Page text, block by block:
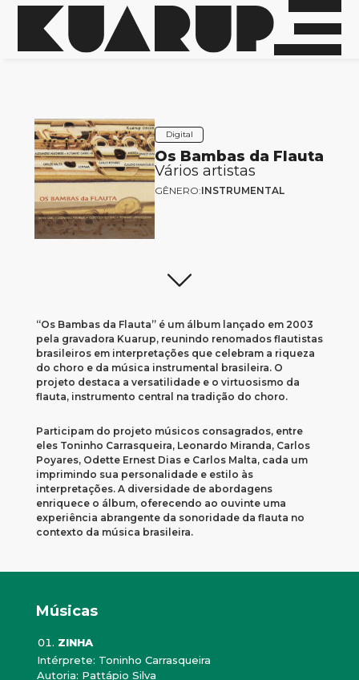
Digital
Os Bambas da Flauta
Vários artistas
GÊNERO:INSTRUMENTAL
“Os Bambas da Flauta” é um álbum lançado em 2003
pela gravadora Kuarup, reunindo renomados flautistas
brasileiros em interpretações que celebram a riqueza
do choro e da música instrumental brasileira. O
projeto destaca a versatilidade e o virtuosismo da
flauta, instrumento central na tradição do choro.
Participam do projeto músicos consagrados, entre
eles Toninho Carrasqueira, Leonardo Miranda, Carlos
Poyares, Odette Ernest Dias e Carlos Malta, cada um
imprimindo sua personalidade e estilo às
interpretações. A diversidade de abordagens
enriquece o álbum, oferecendo ao ouvinte uma
experiência abrangente da sonoridade da flauta no
contexto da música brasileira.
Músicas
ZINHA
Intérprete: Toninho Carrasqueira
Autoria: Pattápio Silva